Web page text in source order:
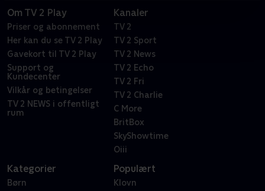
Om TV 2 Play
Priser og abonnement
Her kan du se TV 2 Play
Gavekort til TV 2 Play
Support og
Kundecenter
Vilkår og betingelser
TV 2 NEWS i offentligt
rum
Kanaler
TV 2
TV 2 Sport
TV 2 News
TV 2 Echo
TV 2 Fri
TV 2 Charlie
C More
BritBox
SkyShowtime
Oiii
Kategorier
Børn
Populært
Klovn